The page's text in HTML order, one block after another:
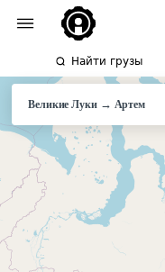
Найти грузы
Великие Луки→ Артем